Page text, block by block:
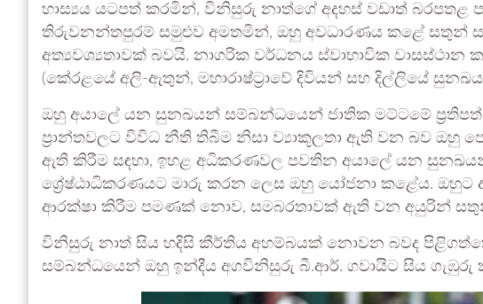
හාස්‍යය යටපත් කරමින්, විනිසුරු නාත්ගේ අදහස් වඩාත් බරපතළ
තිරුවනන්තපුරම් සමුළුව අමතමින්, ඔහු අවධාරණය කළේ සතුන්
අත්‍යවශ්‍යතාවක් බවයි. නාගරික වර්ධනය ස්වාභාවික වාසස්ථාන
(කේරළයේ අලි-ඇතුන්, මහාරාෂ්ට්‍රාවේ දිවියන් සහ දිල්ලියේ
ඔහු අයාලේ යන සුනඛයන් සම්බන්ධයෙන් ජාතික මට්ටමේ
ප්‍රාන්තවලට විවිධ නීති තිබීම නිසා ව්‍යාකූලතා ඇති වන බව ඔහු
ඇති කිරීම සඳහා, ඉහළ අධිකරණවල පවතින අයාලේ යන
ශ්‍රේෂ්ඨාධිකරණයට මාරු කරන ලෙස ඔහු යෝජනා කළේය.
ආරක්ෂා කිරීම පමණක් නොව, සමබරතාවක් ඇති වන අයුරින්
විනිසුරු නාත් සිය හදිසි කීර්තිය අහම්බයක් නොවන බවද
සම්බන්ධයෙන් ඔහු ඉන්දීය අගවිනිසුරු බී.ආර්. ගවායිට සිය ගැඹුරු